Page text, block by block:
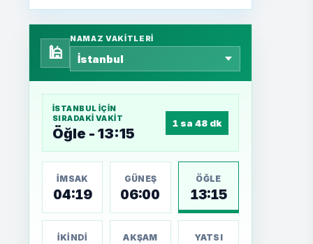
🕌
NAMAZ VAKITLERI
İSTANBUL IÇIN
SIRADAKI VAKIT
Öğle - 13:15
1 sa 48 dk
İMSAK
04:19
GÜNEŞ
06:00
ÖĞLE
13:15
İKINDI AKŞAM YATSI